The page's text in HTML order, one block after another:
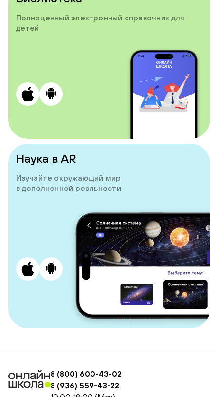
Полноценный электронный справочник для
детей
Наука в AR
Изучайте окружающий мир
в дополненной реальности
8 (800) 600-43-02
8 (936) 559-43-22